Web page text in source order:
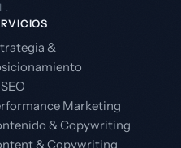
&
Marketing
& Copywriting
& Copywriting